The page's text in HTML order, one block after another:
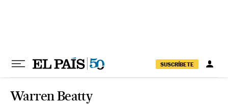
SUSCRÍBETE
Warren Beatty